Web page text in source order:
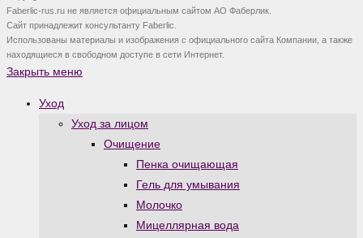
Faberlic-rus.ru не является официальным сайтом АО Фаберлик.
Сайт принадлежит консультанту Faberlic.
Использованы материалы и изображения с официального сайта Компании, а также
находящиеся в свободном доступе в сети Интернет.
Закрыть меню
Уход
Уход за лицом
Очищение
Пенка очищающая
Гель для умывания
Молочко
Мицеллярная вода